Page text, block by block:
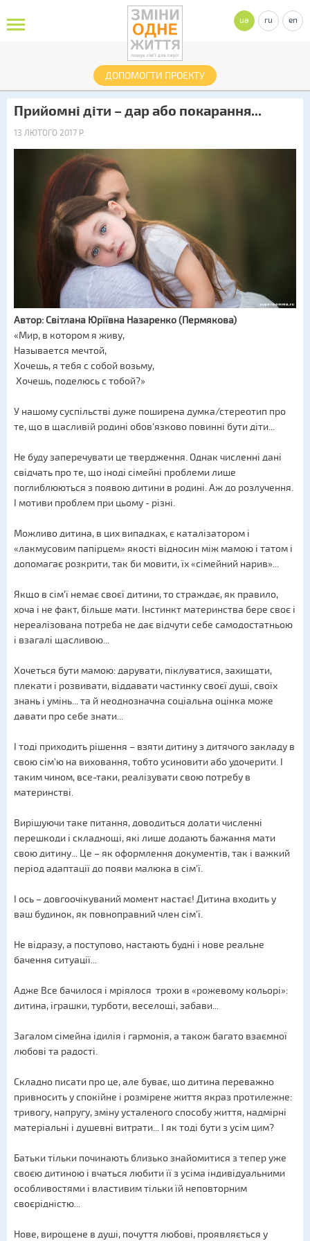
ДОПОМОГТИ ПРОЕКТУ
ua ru en
Прийомні діти – дар або покарання...
13 ЛЮТОГО 2017 Р.
Автор: Світлана Юріївна Назаренко (Пермякова)
«Мир, в котором я живу,
Называется мечтой,
Хочешь, я тебя с собой возьму,
Хочешь, поделюсь с тобой?»
У нашому суспільстві дуже поширена думка/стереотип про
те, що в щасливій родині обов'язково повинні бути діти...
Не буду заперечувати це твердження. Однак численні дані
свідчать про те, що іноді сімейні проблеми лише
поглиблюються з появою дитини в родині. Аж до розлучення.
І мотиви проблем при цьому - різні.
Можливо дитина, в цих випадках, є каталізатором і
«лакмусовим папірцем» якості відносин між мамою і татом і
допомагає розкрити, так би мовити, їх «сімейний нарив»...
Якщо в сім'ї немає своєї дитини, то страждає, як правило,
хоча і не факт, більше мати. Інстинкт материнства бере своє і
нереалізована потреба не дає відчути себе самодостатньою
і взагалі щасливою...
Хочеться бути мамою: дарувати, піклуватися, захищати,
плекати і розвивати, віддавати частинку своєї душі, своїх
знань і умінь... та й неоднозначна соціальна оцінка може
давати про себе знати...
І тоді приходить рішення – взяти дитину з дитячого закладу в
свою сім'ю на виховання, тобто усиновити або удочерити. І
таким чином, все-таки, реалізувати свою потребу в
материнстві.
Вирішуючи таке питання, доводиться долати численні
перешкоди і складнощі, які лише додають бажання мати
свою дитину... Це – як оформлення документів, так і важкий
період адаптації до появи малюка в сім'ї.
І ось – довгоочікуваний момент настає! Дитина входить у
ваш будинок, як повноправний член сім'ї.
Не відразу, а поступово, настають будні і нове реальне
бачення ситуації...
Адже Все бачилося і мріялося трохи в «рожевому кольорі»:
дитина, іграшки, турботи, веселощі, забави...
Загалом сімейна ідилія і гармонія, а також багато взаємної
любові та радості.
Складно писати про це, але буває, що дитина переважно
привносить у спокійне і розмірене життя якраз протилежне:
тривогу, напругу, зміну усталеного способу життя, надмірні
матеріальні і душевні витрати... І як тоді бути з усім цим?
Батьки тільки починають близько знайомитися з тепер уже
своєю дитиною і вчаться любити її з усіма індивідуальними
особливостями і властивим тільки їй неповторним
своєрідністю...
Нове, вирощене в душі, почуття любові, проявляється у